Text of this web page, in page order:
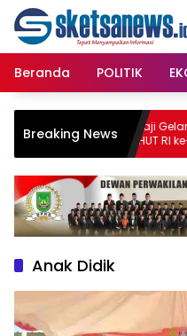
content
Langsung
konten
Beranda
POLITIK
Breaking News
STISIPOL Raja Haji Gelar
Meriahkan HUT RI ke-
Anak Didik